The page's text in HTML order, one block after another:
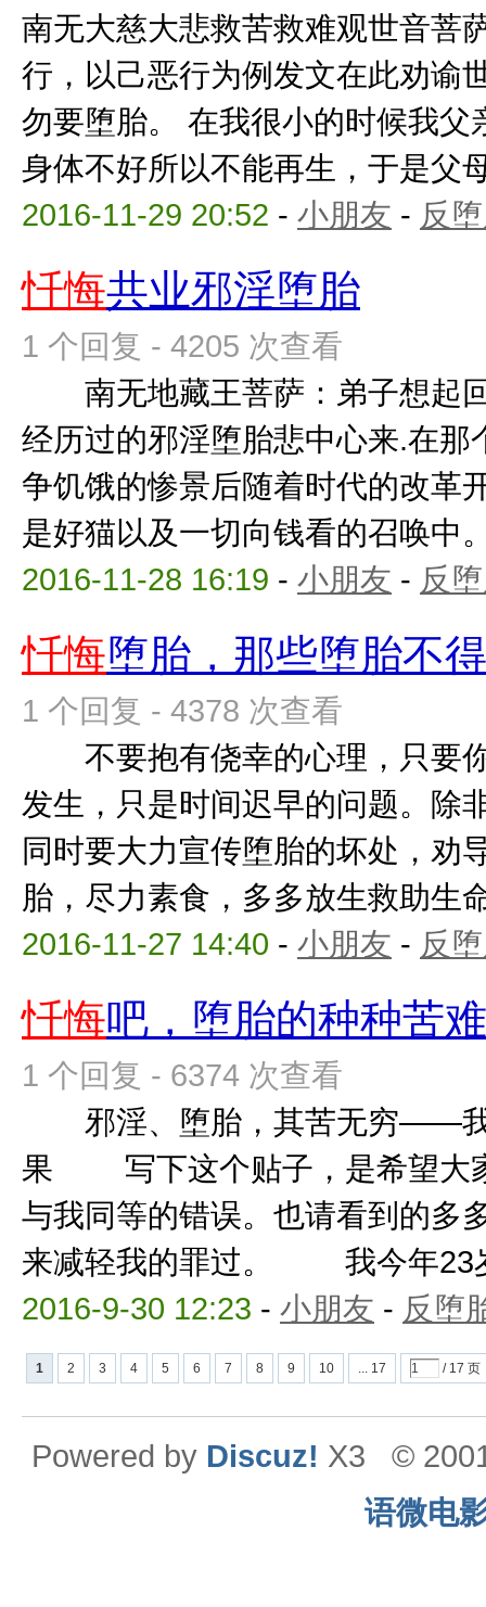
南无大慈大悲救苦救难观世音菩
行，以己恶行为例发文在此劝谕
勿要堕胎。 在我很小的时候我父
身体不好所以不能再生，于是父
2016-11-29 20:52 - 小朋友 - 反
忏悔共业邪淫堕胎
1 个回复 - 4205 次查看
南无地藏王菩萨：弟子想起
经历过的邪淫堕胎悲中心来.在那
争饥饿的惨景后随着时代的改革
是好猫以及一切向钱看的召唤中
2016-11-28 16:19 - 小朋友 - 反
忏悔堕胎，那些堕胎不
1 个回复 - 4378 次查看
不要抱有侥幸的心理，只要
发生，只是时间迟早的问题。除
同时要大力宣传堕胎的坏处，劝
胎，尽力素食，多多放生救助生
2016-11-27 14:40 - 小朋友 - 反
忏悔吧，堕胎的种种苦难
1 个回复 - 6374 次查看
邪淫、堕胎，其苦无穷——我
果 写下这个贴子，是希望大
与我同等的错误。也请看到的多
来减轻我的罪过。 我今年23
2016-9-30 12:23 - 小朋友 - 反堕
1 2 3 4 5 6 7 8 9 10 ... 17 / 17 页
Powered by Discuz! X3
©
语微电